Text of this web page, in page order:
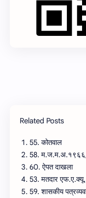
Related Posts
55. कोतवाल
58.
60. ऐपत दाखला
53. मतदार एफ.ए.क्यू.
59. शासकीय